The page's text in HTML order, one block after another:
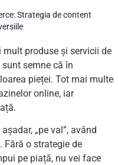
Strategia de content
produse și servicii de
semne că în
pieței. Tot mai multe
online, iar
„pe val”, având
Fără o strategie de
pe piață, nu vei face